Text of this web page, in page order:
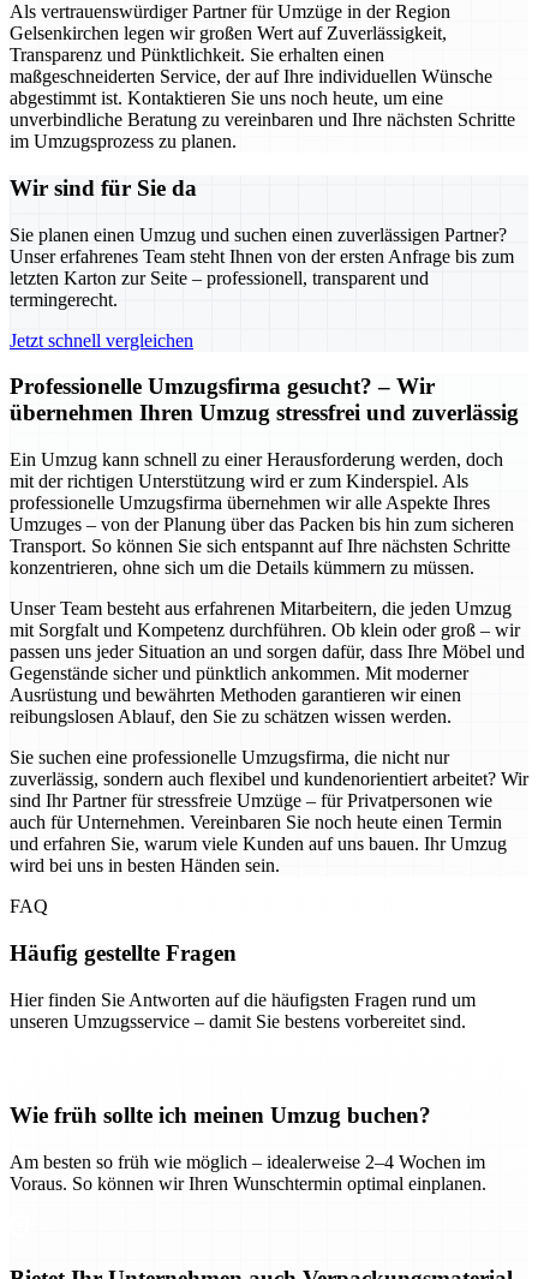
Als vertrauenswürdiger Partner für Umzüge in der Region
Gelsenkirchen legen wir großen Wert auf Zuverlässigkeit,
Transparenz und Pünktlichkeit. Sie erhalten einen
maßgeschneiderten Service, der auf Ihre individuellen Wünsche
abgestimmt ist. Kontaktieren Sie uns noch heute, um eine
unverbindliche Beratung zu vereinbaren und Ihre nächsten Schritte
im Umzugsprozess zu planen.
Wir sind für Sie da
Sie planen einen Umzug und suchen einen zuverlässigen Partner?
Unser erfahrenes Team steht Ihnen von der ersten Anfrage bis zum
letzten Karton zur Seite – professionell, transparent und
termingerecht.
Jetzt schnell vergleichen
Professionelle Umzugsfirma gesucht? – Wir
übernehmen Ihren Umzug stressfrei und zuverlässig
Ein Umzug kann schnell zu einer Herausforderung werden, doch
mit der richtigen Unterstützung wird er zum Kinderspiel. Als
professionelle Umzugsfirma übernehmen wir alle Aspekte Ihres
Umzuges – von der Planung über das Packen bis hin zum sicheren
Transport. So können Sie sich entspannt auf Ihre nächsten Schritte
konzentrieren, ohne sich um die Details kümmern zu müssen.
Unser Team besteht aus erfahrenen Mitarbeitern, die jeden Umzug
mit Sorgfalt und Kompetenz durchführen. Ob klein oder groß – wir
passen uns jeder Situation an und sorgen dafür, dass Ihre Möbel und
Gegenstände sicher und pünktlich ankommen. Mit moderner
Ausrüstung und bewährten Methoden garantieren wir einen
reibungslosen Ablauf, den Sie zu schätzen wissen werden.
Sie suchen eine professionelle Umzugsfirma, die nicht nur
zuverlässig, sondern auch flexibel und kundenorientiert arbeitet? Wir
sind Ihr Partner für stressfreie Umzüge – für Privatpersonen wie
auch für Unternehmen. Vereinbaren Sie noch heute einen Termin
und erfahren Sie, warum viele Kunden auf uns bauen. Ihr Umzug
wird bei uns in besten Händen sein.
FAQ
Häufig gestellte Fragen
Hier finden Sie Antworten auf die häufigsten Fragen rund um
unseren Umzugsservice – damit Sie bestens vorbereitet sind.
Wie früh sollte ich meinen Umzug buchen?
Am besten so früh wie möglich – idealerweise 2–4 Wochen im
Voraus. So können wir Ihren Wunschtermin optimal einplanen.